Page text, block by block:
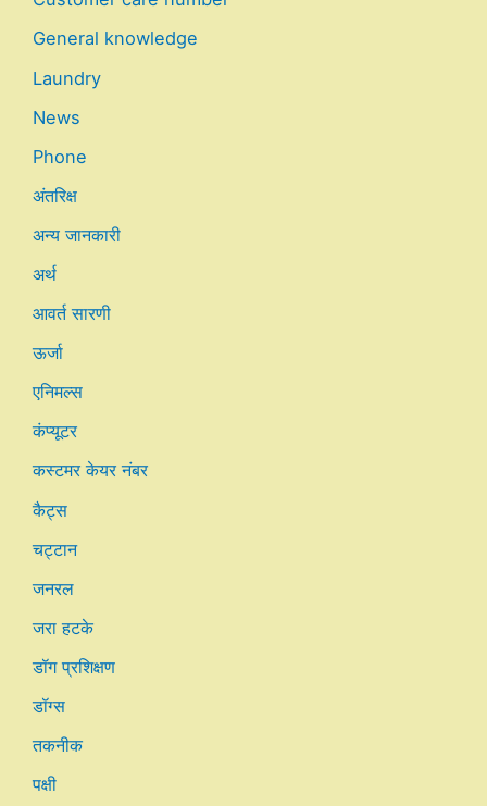
General knowledge
Laundry
News
Phone
अंतरिक्ष
अन्य जानकारी
अर्थ
आवर्त सारणी
ऊर्जा
एनिमल्स
कंप्यूटर
कस्टमर केयर नंबर
कैट्स
चट्टान
जनरल
जरा हटके
डॉग प्रशिक्षण
डॉग्स
तकनीक
पक्षी